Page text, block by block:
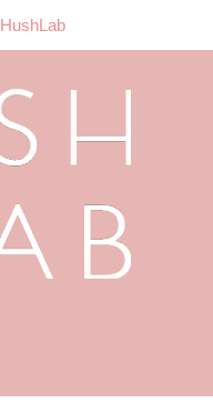
HushLab